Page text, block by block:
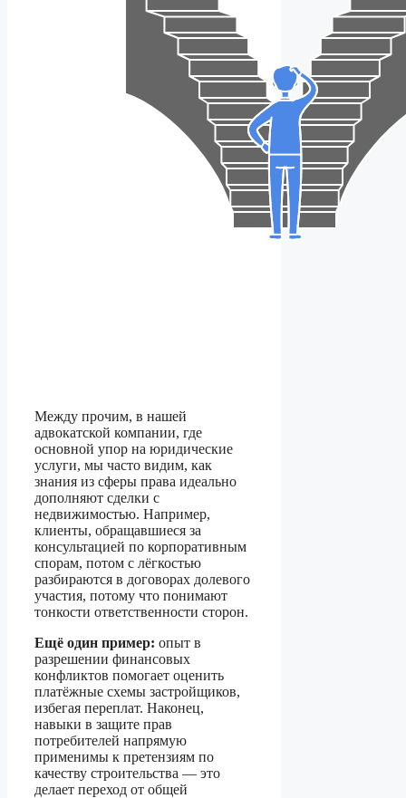
Между прочим, в нашей
адвокатской компании, где
основной упор на юридические
услуги, мы часто видим, как
знания из сферы права идеально
дополняют сделки с
недвижимостью. Например,
клиенты, обращавшиеся за
консультацией по корпоративным
спорам, потом с лёгкостью
разбираются в договорах долевого
участия, потому что понимают
тонкости ответственности сторон.
Ещё один пример: опыт в
разрешении финансовых
конфликтов помогает оценить
платёжные схемы застройщиков,
избегая переплат. Наконец,
навыки в защите прав
потребителей напрямую
применимы к претензиям по
качеству строительства — это
делает переход от общей